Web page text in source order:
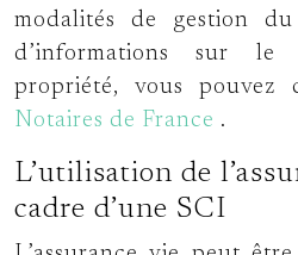
modalités de gestion
d’informations sur le
propriété, vous pouvez
Notaires de France .
L’utilisation de
cadre d’une SCI